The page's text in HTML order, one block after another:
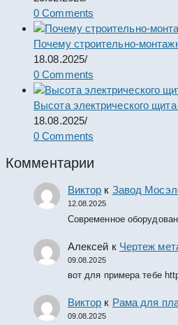
0 Comments
Почему строительно-
18.08.2025/
0 Comments
Высота электрического
18.08.2025/
0 Comments
Комментарии
Виктор к Завод
12.08.2025
Современное
Алексей к Чертеж
09.08.2025
вот для примера тебе
Виктор к Рама для
09.08.2025